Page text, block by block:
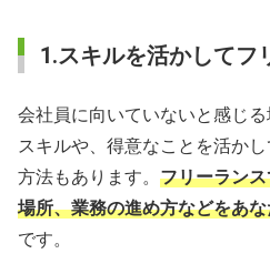
1.スキルを活かしてフ
会社員に向いていないと感じ
スキルや、得意なことを活か
方法もあります。 フリーラン
場所、業務の進め方などをあ
です。